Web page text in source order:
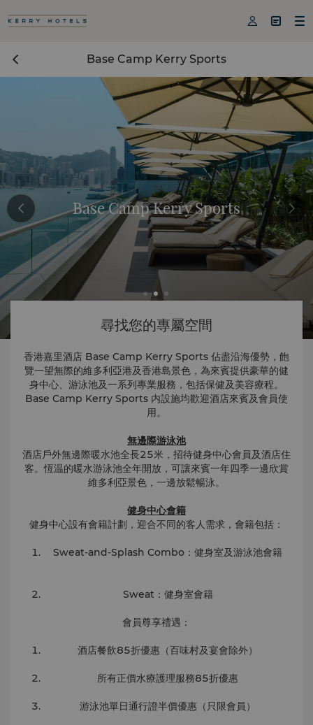
  
Base Camp Kerry Sports
Base Camp Kerry Sports
尋找您的專屬空間
香港嘉里酒店 Base Camp Kerry Sports 佔盡沿海優勢，飽
覽一望無際的維多利亞港及香港島景色，為來賓提供豪華的健
身中心、游泳池及一系列專業服務，包括保健及美容療程。
Base Camp Kerry Sports 内設施均歡迎酒店來賓及會員使
用。
無邊際游泳池
酒店戶外無邊際暖水池全長25米，招待健身中心會員及酒店住
客。恆温的暖水游泳池全年開放，可讓來賓一年四季一邊欣賞
維多利亞景色，一邊放鬆暢泳。
健身中心會籍
健身中心設有會籍計劃，迎合不同的客人需求，會籍包括：
Sweat-and-Splash Combo：健身室及游泳池會籍
Sweat：健身室會籍
會員尊享禮遇：
酒店餐飲85折優惠（百味村及宴會除外）
所有正價水療護理服務85折優惠
游泳池單日通行證半價優惠（只限會員）